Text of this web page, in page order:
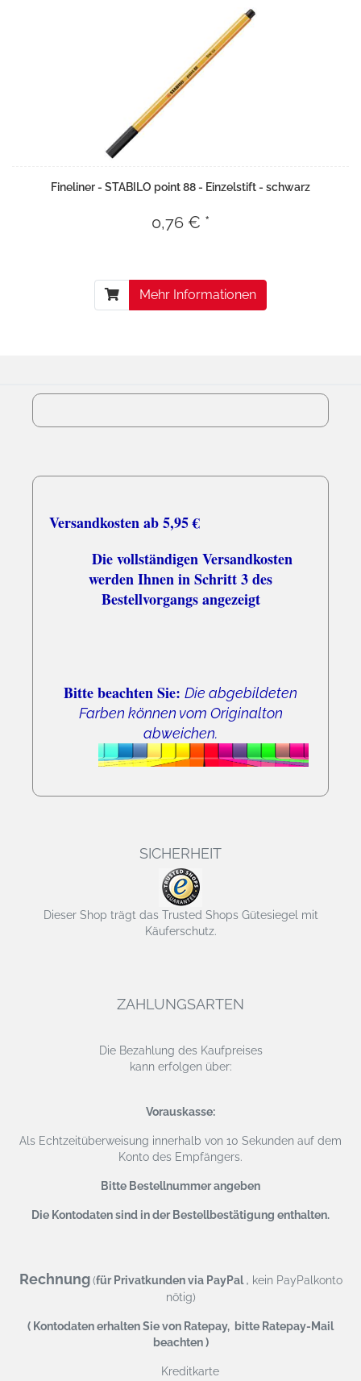
Fineliner - STABILO point 88 - Einzelstift - schwarz
0,76 € *
Mehr Informationen
Versandkosten ab 5,95 €
Die vollständigen Versandkosten
werden Ihnen in Schritt 3 des
Bestellvorgangs angezeigt
Bitte beachten Sie: Die abgebildeten
Farben können vom Originalton
abweichen.
SICHERHEIT
Dieser Shop trägt das Trusted Shops Gütesiegel mit
Käuferschutz.
ZAHLUNGSARTEN
Die Bezahlung des Kaufpreises
kann erfolgen über:
Vorauskasse:
Als Echtzeitüberweisung innerhalb von 10 Sekunden auf dem
Konto des Empfängers.
Bitte Bestellnummer angeben
Die Kontodaten sind in der Bestellbestätigung enthalten.
Rechnung (für Privatkunden via PayPal, kein PayPalkonto
nötig)
( Kontodaten erhalten Sie von Ratepay, bitte Ratepay-Mail
beachten )
Kreditkarte